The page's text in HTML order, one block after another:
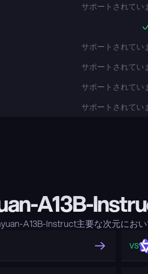
サポートされてい
サポートされてい
サポートされてい
サポートされてい
サポートされてい
A13B-
A13B-Instruct主要な次元にお
VS